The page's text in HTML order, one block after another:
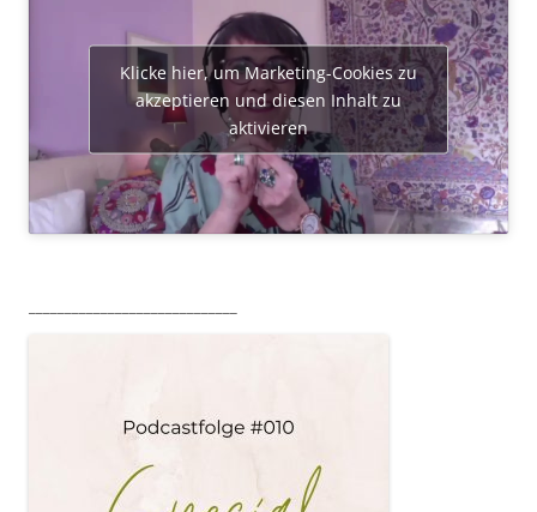
Klicke hier, um Marketing-Cookies zu
akzeptieren und diesen Inhalt zu
aktivieren